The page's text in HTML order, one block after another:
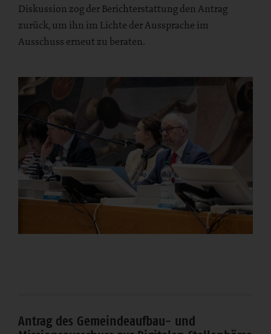
Diskussion zog der Berichterstattung den Antrag
zurück, um ihn im Lichte der Aussprache im
Ausschuss erneut zu beraten.
Antrag des Gemeindeaufbau- und